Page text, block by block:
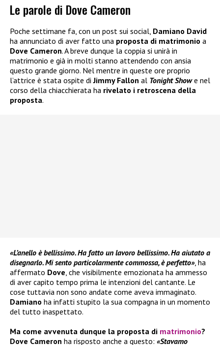
Le parole di Dove Cameron
Poche settimane fa, con un post sui social, Damiano David
ha annunciato di aver fatto una proposta di matrimonio a
Dove Cameron. A breve dunque la coppia si unirà in
matrimonio e già in molti stanno attendendo con ansia
questo grande giorno. Nel mentre in queste ore proprio
l’attrice è stata ospite diJimmy Fallon al Tonight Showe nel
corso della chiacchierata ha rivelato i retroscena della
proposta.
«L’anello è bellissimo. Ha fatto un lavoro bellissimo. Ha aiutato a
disegnarlo. Mi sento particolarmente commossa, è perfetto», ha
affermato Dove, che visibilmente emozionata ha ammesso
di aver capito tempo prima le intenzioni del cantante. Le
cose tuttavia non sono andate come aveva immaginato.
Damiano ha infatti stupito la sua compagna in un momento
del tutto inaspettato.
Ma come avvenuta dunque la proposta di matrimonio?
Dove Cameron ha risposto anche a questo: «Stavamo